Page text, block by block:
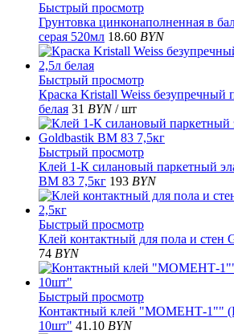
Быстрый просмотр
Грунтовка цинконаполненная в
серая 520мл 18.60 BYN
Быстрый просмотр
Краска Kristall Weiss безупречный
белая 31 BYN / шт
Быстрый просмотр
Клей 1-К силановый паркетный
ВМ 83 7,5кг 193 BYN
Быстрый просмотр
Клей контактный для пола и стен
74 BYN
Быстрый просмотр
Контактный клей "МОМЕНТ-1""
10шт" 41.10 BYN